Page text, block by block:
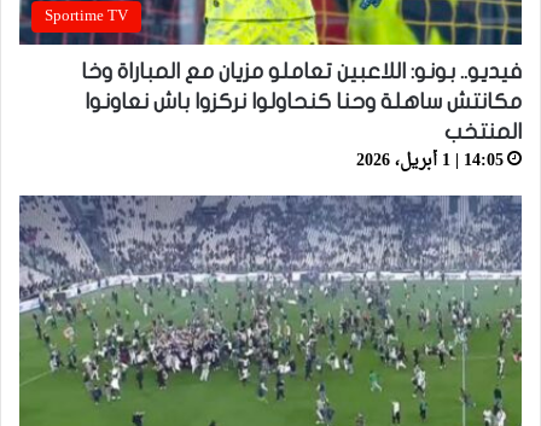
Sportime TV
فيديو.. بونو: اللاعبين تعاملو مزيان مع المباراة وخا
مكانتش ساهلة وحنا كنحاولوا نركزوا باش نعاونوا
المنتخب
14:05 | 1 أبريل، 2026